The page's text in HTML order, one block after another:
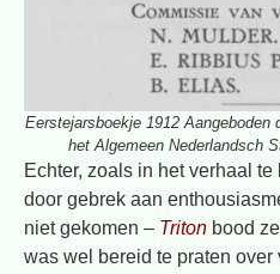
Eerstejarsboekje 1912
het Algemeen Nederlandsch
Echter, zoals in het verhaal
door gebrek aan
niet gekomen – Triton bood
was wel bereid te praten